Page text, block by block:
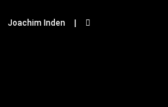
Joachim Inden